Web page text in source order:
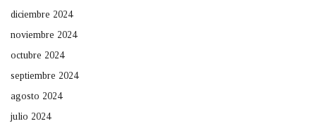
diciembre 2024
noviembre 2024
octubre 2024
septiembre 2024
agosto 2024
julio 2024